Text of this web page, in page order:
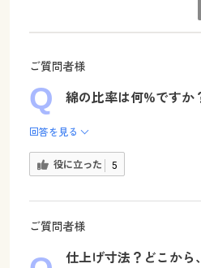
ご質問者様
綿の比率は何%ですか
回答を見る
役に立った 5
ご質問者様
仕上げ寸法？どこから